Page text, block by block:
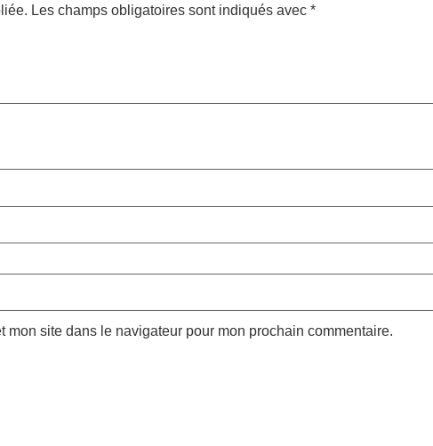
Les champs obligatoires sont indiqués avec *
mon site dans le navigateur pour mon prochain commentaire.